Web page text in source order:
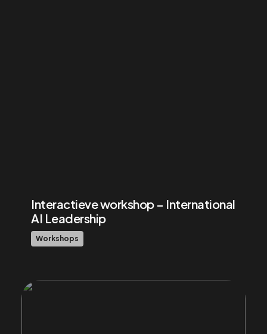
Interactieve workshop – International
AI Leadership
Workshops